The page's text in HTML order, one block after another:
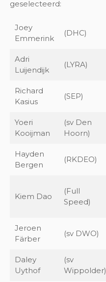
geselecteerd:
Joey
Emmerink
(DHC)
Adri
Luijendijk
(LYRA)
Richard
Kasius
(SEP)
Yoeri
Kooijman
(sv Den
Hoorn)
Hayden
Bergen
(RKDEO)
Kiem Dao
(Full
Speed)
Jeroen
Färber
(sv DWO)
Daley
Uythof
(sv
Wippolder)